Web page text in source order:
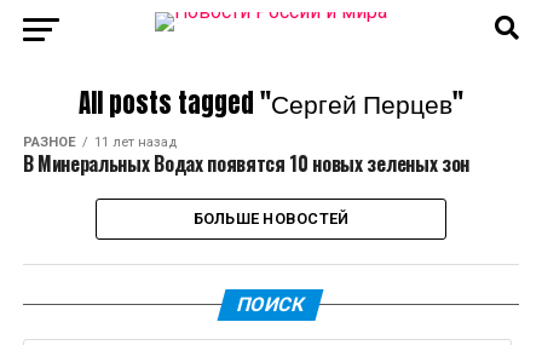
All posts tagged "Сергей Перцев"
РАЗНОЕ 11 лет назад
В Минеральных Водах появятся 10 новых зеленых зон
БОЛЬШЕ НОВОСТЕЙ
ПОИСК